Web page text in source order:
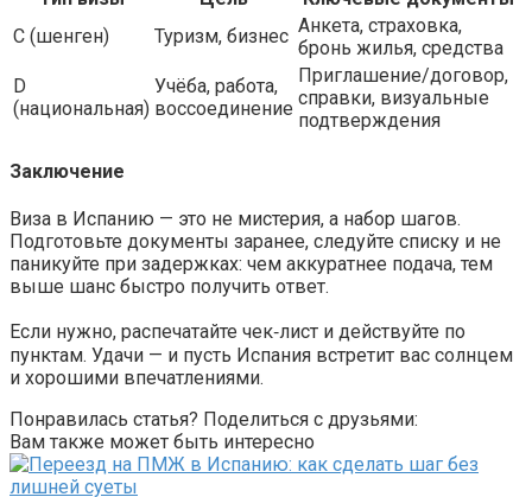
С (шенген)
Туризм, бизнес Анкета, страховка,
бронь жилья, средства
D
(национальная)
Учёба, работа,
воссоединение
Приглашение/договор,
справки, визуальные
подтверждения
Заключение
Виза в Испанию — это не мистерия, а набор шагов.
Подготовьте документы заранее, следуйте списку и не
паникуйте при задержках: чем аккуратнее подача, тем
выше шанс быстро получить ответ.
Если нужно, распечатайте чек‑лист и действуйте по
пунктам. Удачи — и пусть Испания встретит вас солнцем
и хорошими впечатлениями.
Понравилась статья? Поделиться с друзьями:
Вам также может быть интересно